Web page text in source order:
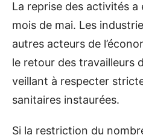
La reprise des activités a
mois de mai. Les
autres acteurs de
le retour des travailleurs
veillant à respecter
sanitaires instaurées.
Si la restriction du